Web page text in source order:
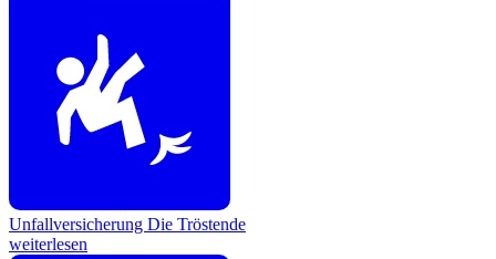
Unfallversicherung Die Tröstende
weiterlesen